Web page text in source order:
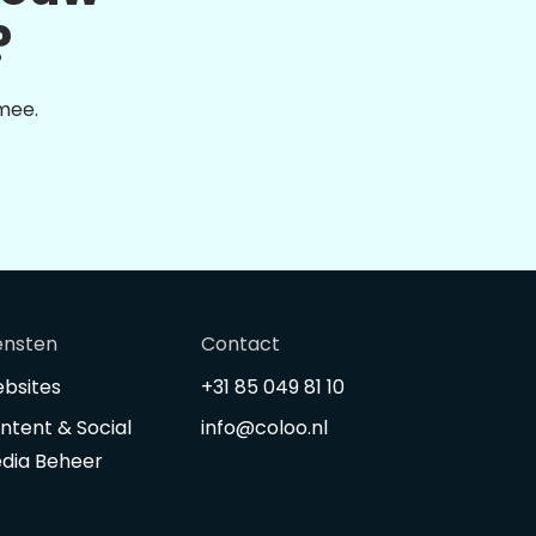
Contact
+31 85 049 81 10
info@coloo.nl
& Social
Beheer